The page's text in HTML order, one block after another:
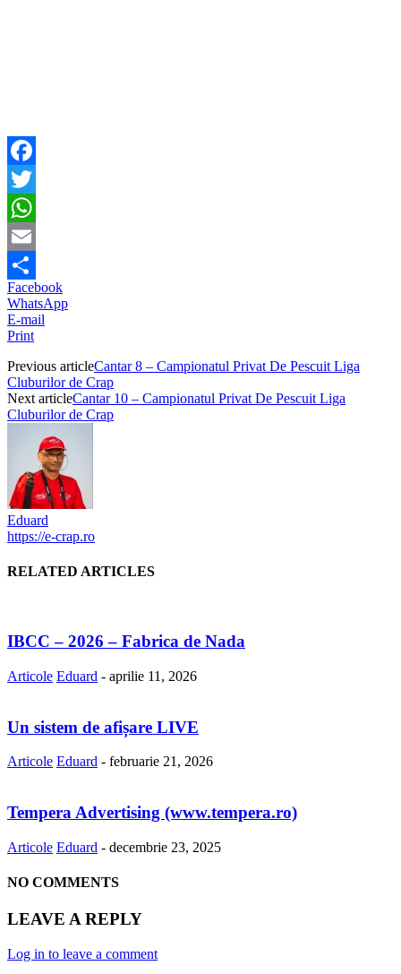
Facebook
Twitter
WhatsApp
Email
Partajează
Facebook
WhatsApp
E-mail
Print
Previous articleCantar 8 – Campionatul Privat De Pescuit Liga
Cluburilor de Crap
Next articleCantar 10 – Campionatul Privat De Pescuit Liga
Cluburilor de Crap
Eduard
https://e-crap.ro
RELATED ARTICLES
IBCC – 2026 – Fabrica de Nada
Articole Eduard - aprilie 11, 2026
Un sistem de afișare LIVE
Articole Eduard - februarie 21, 2026
Tempera Advertising (www.tempera.ro)
Articole Eduard - decembrie 23, 2025
NO COMMENTS
LEAVE A REPLY
Log in to leave a comment